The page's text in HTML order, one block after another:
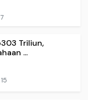
7
Triliun,
...
15